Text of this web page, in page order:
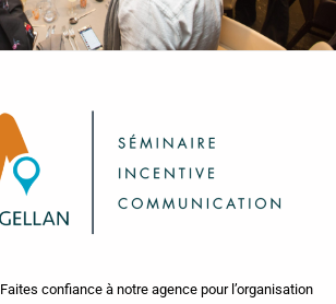
Faites confiance à notre agence pour l’organisation